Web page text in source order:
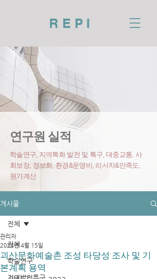
REPI
연구원 실적
학술연구, 지역특화 발전 및 특구, 대중교통, 사
회보장, 정보화, 환경&운영비 , 리서치&만족도,
원가계산
게시물
전체
학술연구
전체
괴산문화예술촌 조성 타당성 조사 및 기
본계획 용역
관리자
2024년 4월 15일